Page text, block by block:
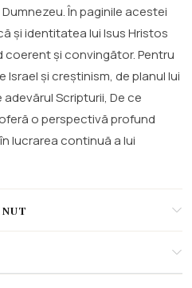
În paginile acestei
și identitatea lui Isus Hristos
și convingător. Pentru
și creștinism, de planul lui
Scripturii, De ce
o perspectivă profund
lucrarea continuă a lui